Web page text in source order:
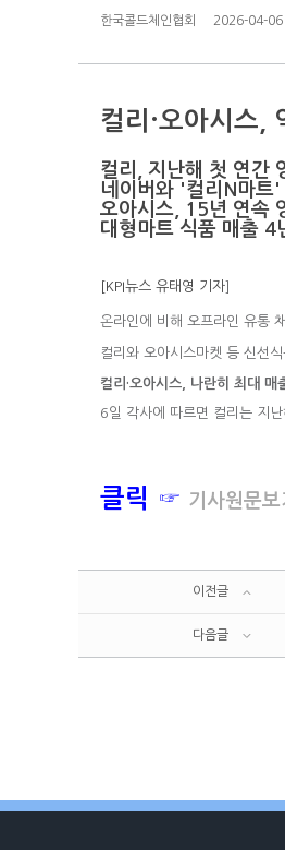
한국콜드체인협회 2026-04-
컬리·오아시스,
컬리, 지난해 첫 연간
네이버와 '컬리N마트'
오아시스, 15년 연속
대형마트 식품 매출 4
[KPI뉴스 유태영 기자]
온라인에 비해 오프라인 유통
컬리와 오아시스마켓 등 신선
컬리·오아시스, 나란히 최대 매
6일 각사에 따르면 컬리는 지
클릭 ☞ 기사원문보
이전글
다음글